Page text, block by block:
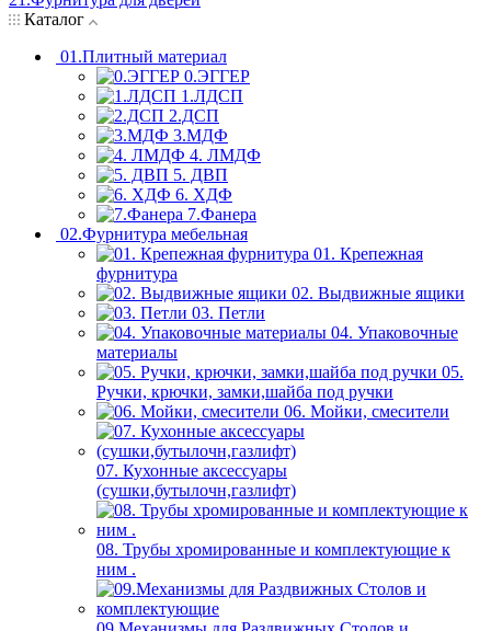
Каталог
01.Плитный материал
0.ЭГГЕР
1.ЛДСП
2.ДСП
3.МДФ
4. ЛМДФ
5. ДВП
6. ХДФ
7.Фанера
02.Фурнитура мебельная
01. Крепежная
фурнитура
02. Выдвижные ящики
03. Петли
04. Упаковочные
материалы
05.
Ручки, крючки, замки,шайба под ручки
06. Мойки, смесители
07. Кухонные аксессуары
(сушки,бутылочн,газлифт)
08. Трубы хромированные и комплектующие к
ним .